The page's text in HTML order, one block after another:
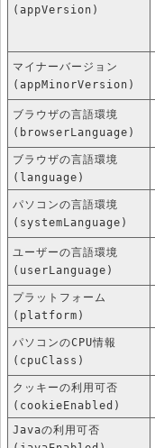
(appVersion)
マイナーバージョン
(appMinorVersion)
ブラウザの言語環境
(browserLanguage)
ブラウザの言語環境
(language)
パソコンの言語環境
(systemLanguage)
ユーザーの言語環境
(userLanguage)
プラットフォーム
(platform)
パソコンのCPU情報
(cpuClass)
クッキーの利用可否
(cookieEnabled)
Javaの利用可否